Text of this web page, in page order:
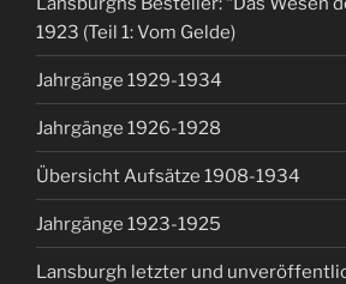
1923 (Teil 1: Vom Gelde)
Jahrgänge 1929-1934
Jahrgänge 1926-1928
Übersicht Aufsätze 1908-1934
Jahrgänge 1923-1925
Lansburgh letzter und